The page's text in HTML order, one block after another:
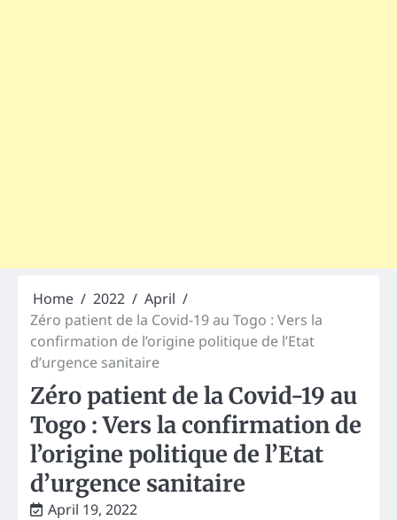
Home 2022
April
Zéro patient de la Covid-19 au Togo : Vers la
confirmation de l’origine politique de l’Etat
d’urgence sanitaire
Zéro patient de la Covid-19 au
Togo : Vers la confirmation de
l’origine politique de l’Etat
d’urgence sanitaire
April 19, 2022